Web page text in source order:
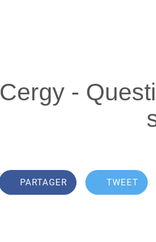
Cergy -
PARTAGER TWEET